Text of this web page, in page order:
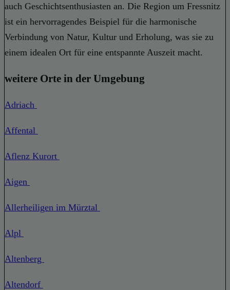
auch Geschichtsenthusiasten an. Die Region um Fressnitz
ist ein hervorragendes Beispiel für die harmonische
Verbindung von Natur, Kultur und Erholung, was sie zu
einem idealen Ort für eine entspannte Auszeit macht.
weitere Orte in der Umgebung
Adriach
Affental
Aflenz Kurort
Aigen
Allerheiligen im Mürztal
Alpl
Altenberg
Altendorf